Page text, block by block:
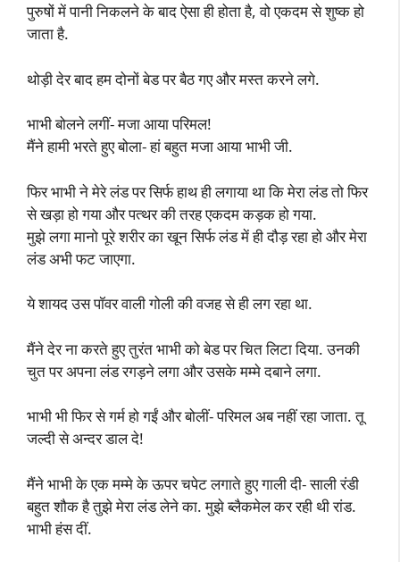
पुरुषों में पानी निकलने के बाद ऐसा ही होता है, वो एकदम से शुष्क हो
जाता है.
थोड़ी देर बाद हम दोनों बेड पर बैठ गए और मस्त करने लगे.
भाभी बोलने लगीं- मजा आया परिमल!
मैंने हामी भरते हुए बोला- हां बहुत मजा आया भाभी जी.
फिर भाभी ने मेरे लंड पर सिर्फ हाथ ही लगाया था कि मेरा लंड तो फिर
से खड़ा हो गया और पत्थर की तरह एकदम कड़क हो गया.
मुझे लगा मानो पूरे शरीर का खून सिर्फ लंड में ही दौड़ रहा हो और मेरा
लंड अभी फट जाएगा.
ये शायद उस पॉवर वाली गोली की वजह से ही लग रहा था.
मैंने देर ना करते हुए तुरंत भाभी को बेड पर चित लिटा दिया. उनकी
चुत पर अपना लंड रगड़ने लगा और उसके मम्मे दबाने लगा.
भाभी भी फिर से गर्म हो गईं और बोलीं- परिमल अब नहीं रहा जाता. तू
जल्दी से अन्दर डाल दे!
मैंने भाभी के एक मम्मे के ऊपर चपेट लगाते हुए गाली दी- साली रंडी
बहुत शौक है तुझे मेरा लंड लेने का. मुझे ब्लैकमेल कर रही थी रांड.
भाभी हंस दीं.